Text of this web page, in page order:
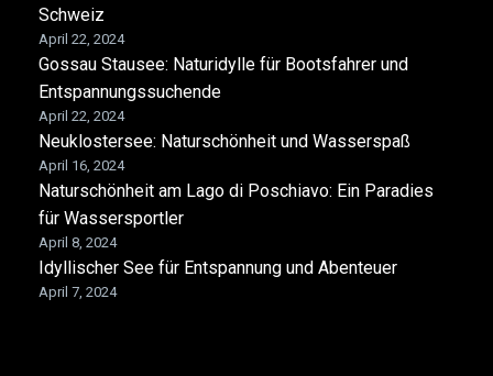
Schweiz
April 22, 2024
Gossau Stausee: Naturidylle für Bootsfahrer und
Entspannungssuchende
April 22, 2024
Neuklostersee: Naturschönheit und Wasserspaß
April 16, 2024
Naturschönheit am Lago di Poschiavo: Ein Paradies
für Wassersportler
April 8, 2024
Idyllischer See für Entspannung und Abenteuer
April 7, 2024